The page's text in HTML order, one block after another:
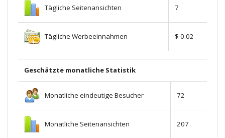
Tägliche Seitenansichten 7
Tägliche Werbeeinnahmen $ 0.02
Geschätzte monatliche Statistik
Monatliche eindeutige Besucher 72
Monatliche Seitenansichten 207